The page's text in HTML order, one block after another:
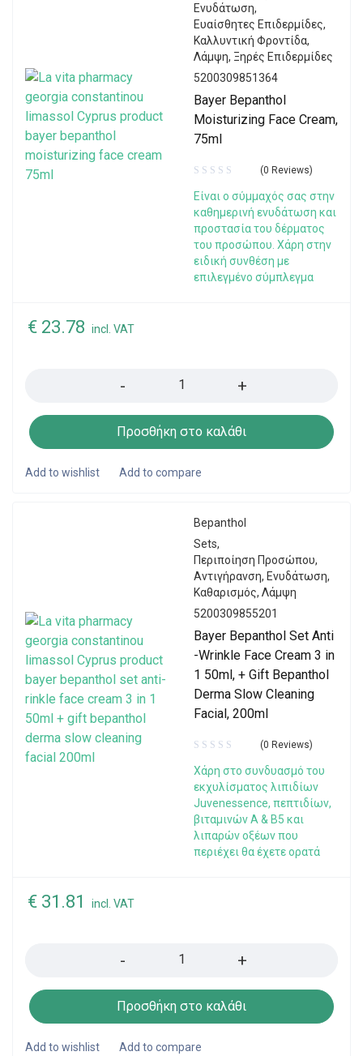
Ενυδάτωση,
Ευαίσθητες Επιδερμίδες,
Καλλυντική Φροντίδα,
Λάμψη, Ξηρές Επιδερμίδες
5200309851364
Bayer Bepanthol
Moisturizing Face Cream,
75ml
(0 Reviews)
Eίναι ο σύμμαχός σας στην
καθημερινή ενυδάτωση και
προστασία του δέρματος
του προσώπου. Χάρη στην
ειδική συνθέση με
επιλεγμένο σύμπλεγμα
€ 23.78 incl. VAT
Προσθήκη στο καλάθι
Bepanthol
Sets,
Περιποίηση Προσώπου,
Αντιγήρανση, Ενυδάτωση,
Καθαρισμός, Λάμψη
5200309855201
Bayer Bepanthol Set Anti
-Wrinkle Face Cream 3 in
1 50ml, + Gift Bepanthol
Derma Slow Cleaning
Facial, 200ml
(0 Reviews)
Χάρη στο συνδυασμό του
εκχυλίσματος λιπιδίων
Juvenessence, πεπτιδίων,
βιταμινών Α & Β5 και
λιπαρών οξέων που
περιέχει θα έχετε ορατά
€ 31.81 incl. VAT
Προσθήκη στο καλάθι